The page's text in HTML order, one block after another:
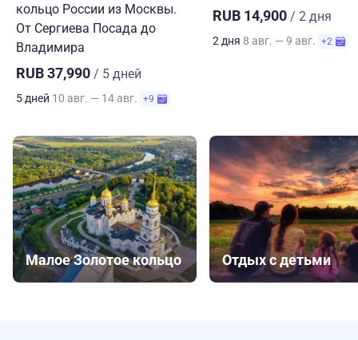
кольцо России из Москвы.
От Сергиева Посада до
Владимира
RUB 37,990 / 5 дней
5 дней 10 авг. — 14 авг. +9
RUB 14,900 / 2 дня
2 дня 8 авг. — 9 авг. +2
Малое Золотое кольцо Отдых с детьми